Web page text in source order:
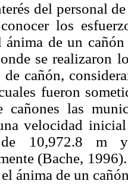
del personal
los
ánima de un
se realizaron
de cañón,
fueron
cañones las
velocidad
de 10,972.8 m
(Bache,
ánima de un